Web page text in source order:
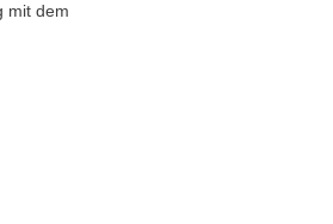
mit dem